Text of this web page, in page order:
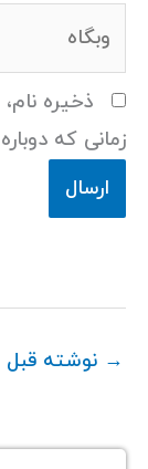
وبگاه
ذخیره
زمانی که
→ نوشته قبل